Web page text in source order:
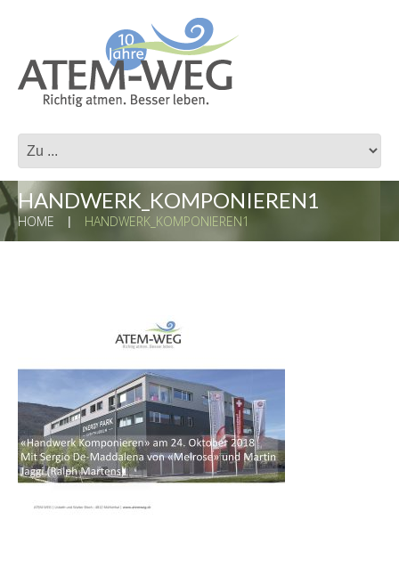
HANDWERK_KOMPONIEREN1
HOME HANDWERK_KOMPONIEREN1